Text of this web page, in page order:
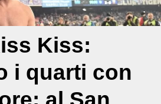
Kiss:
i quarti con